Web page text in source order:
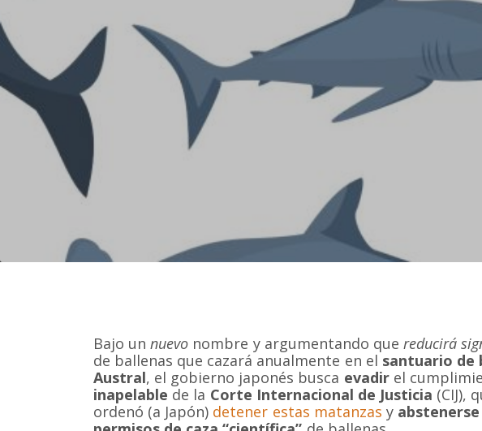
Bajo unnuevo nombre y argumentando que reducirá
de ballenas que cazará anualmente en el santuario de
Austral, el gobierno japonés busca evadirel
inapelable de la Corte Internacional de Justicia (CIJ),
ordenó (a Japón) detener estas matanzas y